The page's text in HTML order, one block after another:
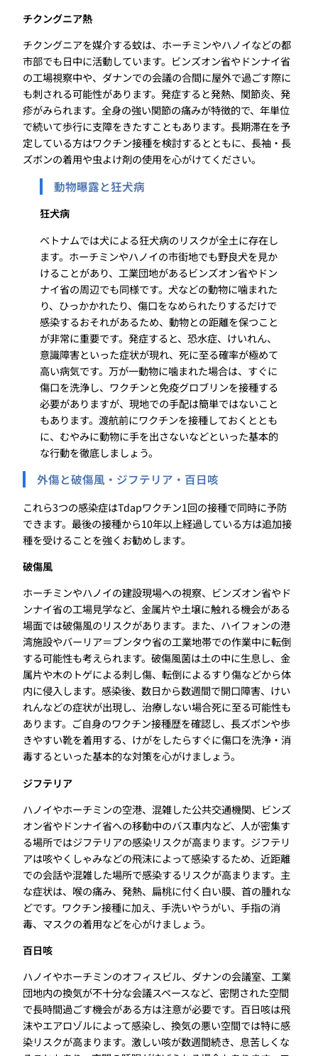
チクングニア熱
チクングニアを媒介する蚊は、ホーチミンやハノイなどの都
市部でも日中に活動しています。ビンズオン省やドンナイ省
の工場視察中や、ダナンでの会議の合間に屋外で過ごす際に
も刺される可能性があります。発症すると発熱、関節炎、発
疹がみられます。全身の強い関節の痛みが特徴的で、年単位
で続いて歩行に支障をきたすこともあります。長期滞在を予
定している方はワクチン接種を検討するとともに、長袖・長
ズボンの着用や虫よけ剤の使用を心がけてください。
動物曝露と狂犬病
狂犬病
ベトナムでは犬による狂犬病のリスクが全土に存在し
ます。ホーチミンやハノイの市街地でも野良犬を見か
けることがあり、工業団地があるビンズオン省やドン
ナイ省の周辺でも同様です。犬などの動物に噛まれた
り、ひっかかれたり、傷口をなめられたりするだけで
感染するおそれがあるため、動物との距離を保つこと
が非常に重要です。発症すると、恐水症、けいれん、
意識障害といった症状が現れ、死に至る確率が極めて
高い病気です。万が一動物に噛まれた場合は、すぐに
傷口を洗浄し、ワクチンと免疫グロブリンを接種する
必要がありますが、現地での手配は簡単ではないこと
もあります。渡航前にワクチンを接種しておくととも
に、むやみに動物に手を出さないなどといった基本的
な行動を徹底しましょう。
外傷と破傷風・ジフテリア・百日咳
これら3つの感染症はTdapワクチン1回の接種で同時に予防
できます。最後の接種から10年以上経過している方は追加接
種を受けることを強くお勧めします。
破傷風
ホーチミンやハノイの建設現場への視察、ビンズオン省やド
ンナイ省の工場見学など、金属片や土壌に触れる機会がある
場面では破傷風のリスクがあります。また、ハイフォンの港
湾施設やバーリア＝ブンタウ省の工業地帯での作業中に転倒
する可能性も考えられます。破傷風菌は土の中に生息し、金
属片や木のトゲによる刺し傷、転倒によるすり傷などから体
内に侵入します。感染後、数日から数週間で開口障害、けい
れんなどの症状が出現し、治療しない場合死に至る可能性も
あります。ご自身のワクチン接種歴を確認し、長ズボンや歩
きやすい靴を着用する、けがをしたらすぐに傷口を洗浄・消
毒するといった基本的な対策を心がけましょう。
ジフテリア
ハノイやホーチミンの空港、混雑した公共交通機関、ビンズ
オン省やドンナイ省への移動中のバス車内など、人が密集す
る場所ではジフテリアの感染リスクが高まります。ジフテリ
アは咳やくしゃみなどの飛沫によって感染するため、近距離
での会話や混雑した場所で感染するリスクが高まります。主
な症状は、喉の痛み、発熱、扁桃に付く白い膜、首の腫れな
どです。ワクチン接種に加え、手洗いやうがい、手指の消
毒、マスクの着用などを心がけましょう。
百日咳
ハノイやホーチミンのオフィスビル、ダナンの会議室、工業
団地内の換気が不十分な会議スペースなど、密閉された空間
で長時間過ごす機会がある方は注意が必要です。百日咳は飛
沫やエアロゾルによって感染し、換気の悪い空間では特に感
染リスクが高まります。激しい咳が数週間続き、息苦しくな